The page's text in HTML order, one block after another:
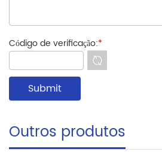
Código de verificação:*
Outros produtos